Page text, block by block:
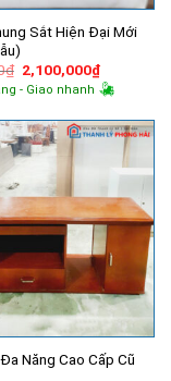
Sắt Hiện Đại Mới
₫ Giá
gốc
là:
2,100,000₫Giá
hiện
tại
- Giao nhanh
Năng Cao Cấp Cũ